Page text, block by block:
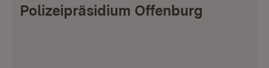
Polizeipräsidium Offenburg